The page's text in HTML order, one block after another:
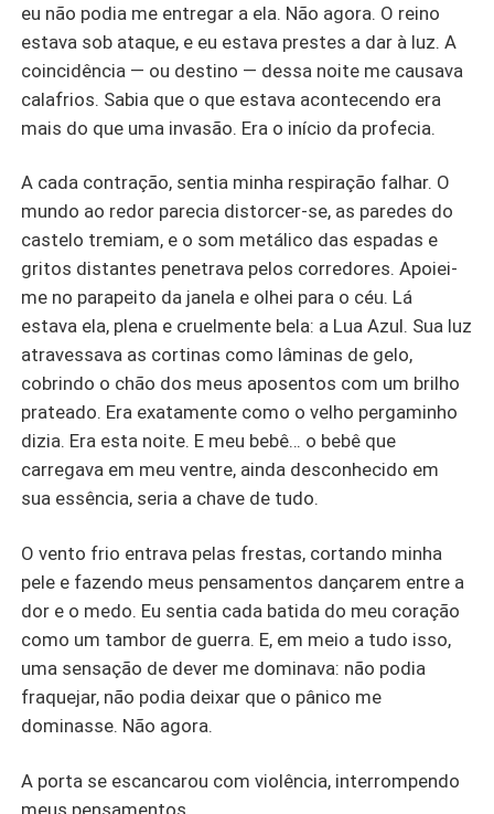
eu não podia me entregar a ela. Não agora. O reino
estava sob ataque, e eu estava prestes a dar à luz. A
coincidência — ou destino — dessa noite me causava
calafrios. Sabia que o que estava acontecendo era
mais do que uma invasão. Era o início da profecia.
A cada contração, sentia minha respiração falhar. O
mundo ao redor parecia distorcer-se, as paredes do
castelo tremiam, e o som metálico das espadas e
gritos distantes penetrava pelos corredores. Apoiei-
me no parapeito da janela e olhei para o céu. Lá
estava ela, plena e cruelmente bela: a Lua Azul. Sua luz
atravessava as cortinas como lâminas de gelo,
cobrindo o chão dos meus aposentos com um brilho
prateado. Era exatamente como o velho pergaminho
dizia. Era esta noite. E meu bebê… o bebê que
carregava em meu ventre, ainda desconhecido em
sua essência, seria a chave de tudo.
O vento frio entrava pelas frestas, cortando minha
pele e fazendo meus pensamentos dançarem entre a
dor e o medo. Eu sentia cada batida do meu coração
como um tambor de guerra. E, em meio a tudo isso,
uma sensação de dever me dominava: não podia
fraquejar, não podia deixar que o pânico me
dominasse. Não agora.
A porta se escancarou com violência, interrompendo